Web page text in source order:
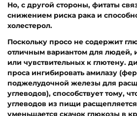
Но, с другой стороны, фитаты
снижением риска рака и
холестерол.
Поскольку просо не содержит
отличным вариантом для
или чувствительных к глютену.
проса ингибировать амилазу
поджелудочной железы для
углеводов), способствует тому,
углеводов из пищи
уменьшается скачок глюкозы в